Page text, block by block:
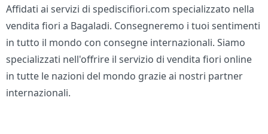
Affidati ai servizi di spediscifiori.com specializzato nella
vendita fiori a Bagaladi. Consegneremo i tuoi sentimenti
in tutto il mondo con consegne internazionali. Siamo
specializzati nell'offrire il servizio di vendita fiori online
in tutte le nazioni del mondo grazie ai nostri partner
internazionali.